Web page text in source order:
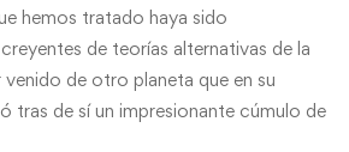
hemos tratado haya sido
de teorías alternativas de la
de otro planeta que en su
tras de sí un impresionante cúmulo de